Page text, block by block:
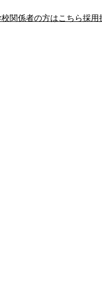
校関係者の方はこちら採用